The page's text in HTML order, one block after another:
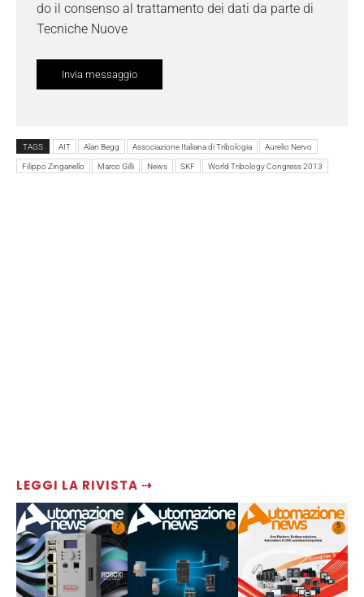
LEGGI LA RIVISTA ⇢
do il consenso al trattamento dei dati da parte di
Tecniche Nuove
TAGS AIT Alan Begg Associazione Italiana di Tribologia Aurelio Nervo
Filippo Zingariello Marco Gilli News SKF World Tribology Congress 2013